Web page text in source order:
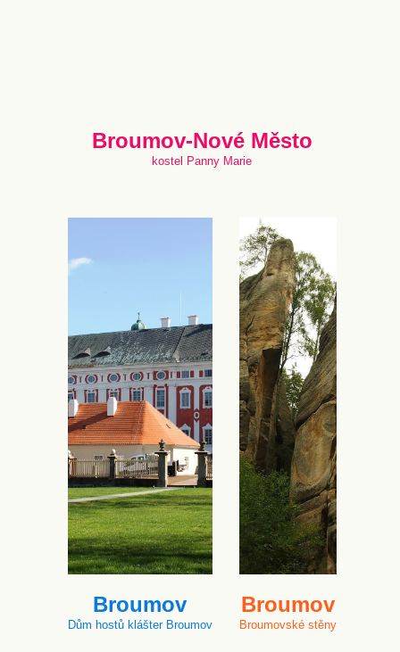
Broumov-Nové Město
kostel Panny Marie
Broumov
Dům hostů klášter Broumov
Broumov
Broumovské stěny